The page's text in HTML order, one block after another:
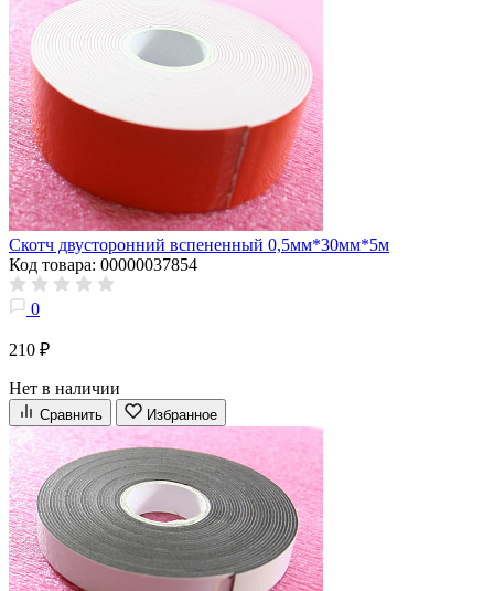
Скотч двусторонний вспененный 0,5мм*30мм*5м
Код товара: 00000037854
0
210 ₽
Нет в наличии
Сравнить Избранное